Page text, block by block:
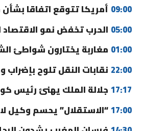
09:00 أمريكا تتوقع اتفاقا
05:00 الحرب تخفض نمو الاقتصاد
01:00 مغاربة يختارون شواطئ
22:00 نقابات النقل تلوح بإضراب
17:17 جلالة الملك يهنئ رئيس
17:00“الاستقلال” يحسم وكيل